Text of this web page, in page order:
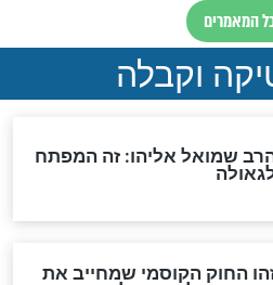
בימות המשיח?
תהיה אפיקורסות
גדולה מאוד של